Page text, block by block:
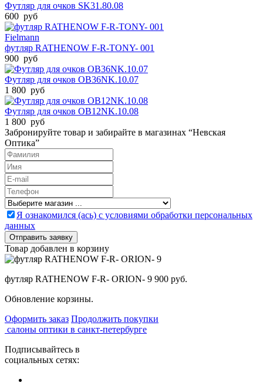
Футляр для очков SK31.80.08
600 руб
Fielmann
футляр RATHENOW F-R-TONY- 001
900 руб
Футляр для очков OB36NK.10.07
1 800 руб
Футляр для очков OB12NK.10.08
1 800 руб
Забронируйте товар и забирайте в магазинах “Невская
Оптика”
Я ознакомился (ась) с условиями обработки персональных
данных
Товар добавлен в корзину
футляр RATHENOW F-R- ORION- 9 900 руб.
Обновление корзины.
Оформить заказ Продолжить покупки
салоны оптики в санкт-петербурге
Подписывайтесь в
социальных сетях: